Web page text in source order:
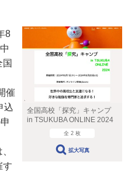
全国高校「探究」キャンプ
in TSUKUBA ONLINE 2024
全 2 枚
拡大写真
8
催
込
す